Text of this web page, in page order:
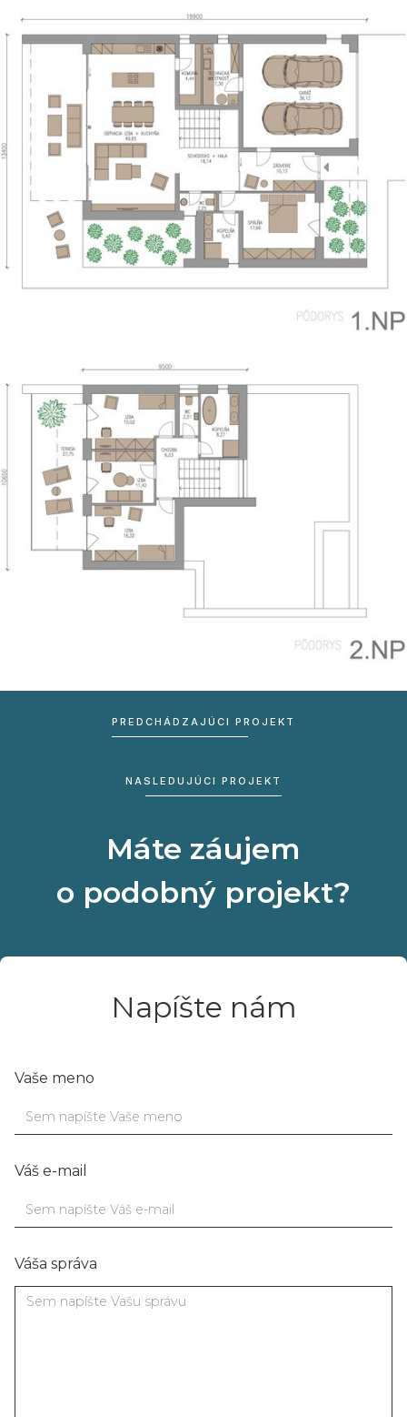
PREDCHÁDZAJÚCI PROJEKT
NASLEDUJÚCI PROJEKT
Máte záujem
o podobný projekt?
Napíšte nám
Vaše meno
Váš e-mail
Váša správa